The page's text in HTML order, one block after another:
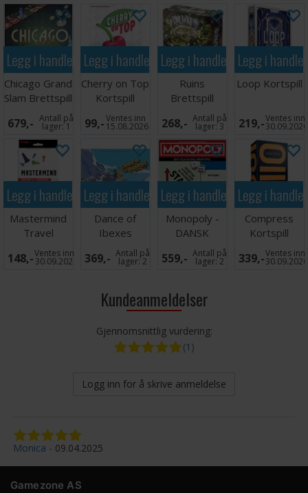
Legg i handlekurven
Chicago Grand
Slam Brettspill
679,- Antall på
lager:1
Legg i handlekurven
Cherry on Top
Kortspill
99,-Ventes inn
15.08.2026
Legg i handlekurven
Ruins
Brettspill
268,- Antall på
lager:3
Legg i
Loop Kortspill
219,-Ventes inn
30.09.2026
Legg i handlekurven
Mastermind
Travel
Brettspill
148,-Ventes inn
30.09.2026
Legg i handlekurven
Dance of
Ibexes
Brettspill
369,- Antall på
lager:2
Legg i handlekurven
Monopoly -
DANSK
559,- Antall på
lager:2
Legg i
Compress
Kortspill
339,-Ventes inn
30.09.2026
Kundeanmeldelser
Gjennomsnittlig vurdering:
(1)
Logg inn for å skrive anmeldelse
Monica 09.04.2025
Gamezone AS